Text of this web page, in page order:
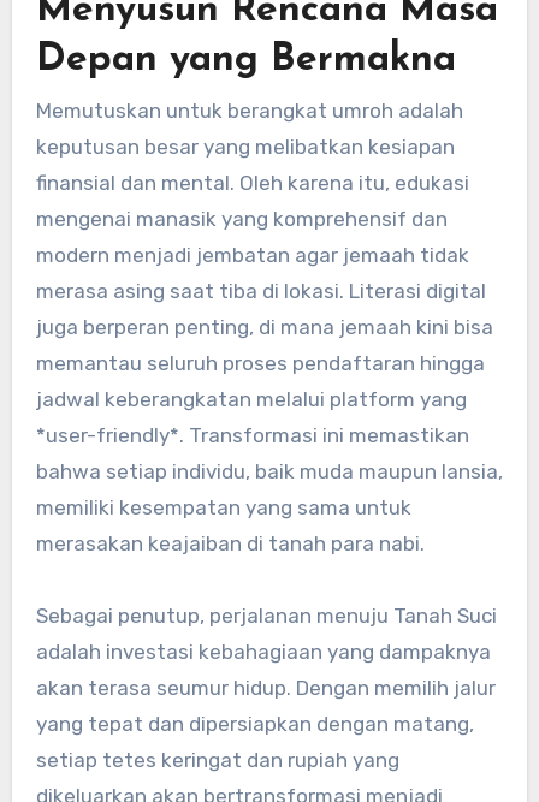
Menyusun Rencana Masa
Depan yang Bermakna
Memutuskan untuk berangkat umroh adalah
keputusan besar yang melibatkan kesiapan
finansial dan mental. Oleh karena itu, edukasi
mengenai manasik yang komprehensif dan
modern menjadi jembatan agar jemaah tidak
merasa asing saat tiba di lokasi. Literasi digital
juga berperan penting, di mana jemaah kini bisa
memantau seluruh proses pendaftaran hingga
jadwal keberangkatan melalui platform yang
*user-friendly*. Transformasi ini memastikan
bahwa setiap individu, baik muda maupun lansia,
memiliki kesempatan yang sama untuk
merasakan keajaiban di tanah para nabi.
Sebagai penutup, perjalanan menuju Tanah Suci
adalah investasi kebahagiaan yang dampaknya
akan terasa seumur hidup. Dengan memilih jalur
yang tepat dan dipersiapkan dengan matang,
setiap tetes keringat dan rupiah yang
dikeluarkan akan bertransformasi menjadi